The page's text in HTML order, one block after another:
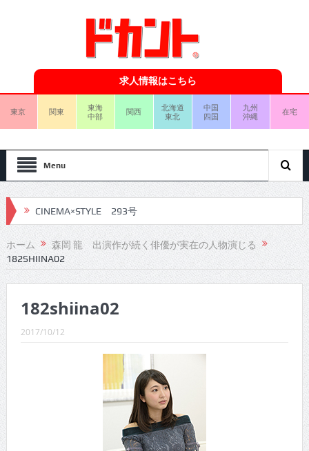
求人情報はこちら
東京 関東
東海
中部
関西
北海道
東北
中国
四国
九州
沖縄
在宅
Menu
CINEMA×STYLE 293号
CINEMA×STYLE 292号
CINEMA×STYLE 291号
CINEMA×STYLE 289号
CINEMA×STYLE 287号
CINEMA×STYLE 286号
CINEMA×STYLE 285号
CINEMA×STYLE 294号
ホーム
森岡 龍 出演作が続く俳優が実在の人物演じる
182SHIINA02
182shiina02
2017/10/12